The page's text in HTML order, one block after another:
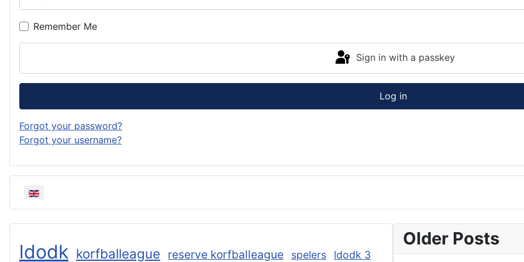
Remember Me
Sign in with a passkey
Log in
Forgot your password?
Forgot your username?
Select your language
ldodk korfballeague reserve korfballeague spelers ldodk 3
Older Posts